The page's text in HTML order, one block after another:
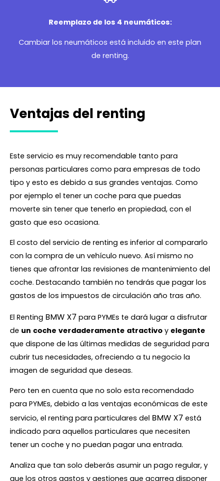
Reemplazo de los 4 neumáticos:
Cambiar los neumáticos está incluido en este plan
de renting.
Ventajas del renting
Este servicio es muy recomendable tanto para
personas particulares como para empresas de todo
tipo y esto es debido a sus grandes ventajas. Como
por ejemplo el tener un coche para que puedas
moverte sin tener que tenerlo en propiedad, con el
gasto que eso ocasiona.
El costo del servicio de renting es inferior al compararlo
con la compra de un vehículo nuevo. Así mismo no
tienes que afrontar las revisiones de mantenimiento del
coche. Destacando también no tendrás que pagar los
gastos de los impuestos de circulación año tras año.
El Renting BMW X7 para PYMEs te dará lugar a disfrutar
de un coche verdaderamente atractivo y elegante
que dispone de las últimas medidas de seguridad para
cubrir tus necesidades, ofreciendo a tu negocio la
imagen de seguridad que deseas.
Pero ten en cuenta que no solo esta recomendado
para PYMEs, debido a las ventajas económicas de este
servicio, el renting para particulares del BMW X7 está
indicado para aquellos particulares que necesiten
tener un coche y no puedan pagar una entrada.
Analiza que tan solo deberás asumir un pago regular, y
que los otros gastos y gestiones que acarrea disponer